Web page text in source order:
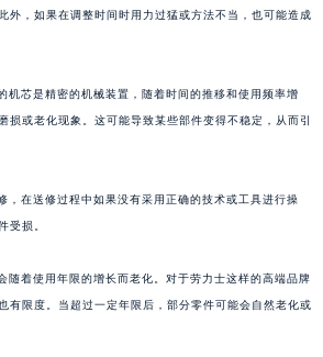
外，如果在调整时间时用力过猛或方法不当，也可能造成
机芯是精密的机械装置，随着时间的推移和使用频率增
损或老化现象。这可能导致某些部件变得不稳定，从而引
，在送修过程中如果没有采用正确的技术或工具进行操
受损。
随着使用年限的增长而老化。对于劳力士这样的高端品牌
有限度。当超过一定年限后，部分零件可能会自然老化或